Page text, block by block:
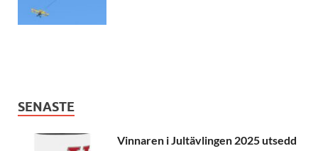
SENASTE
Vinnaren i Jultävlingen 2025 utsedd